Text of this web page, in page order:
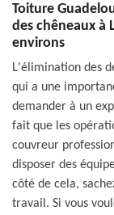
Toiture
des chêneaux à
environs
L'élimination des
qui a une
demander à un
fait que les
couvreur
disposer des
côté de cela,
travail. Si vous